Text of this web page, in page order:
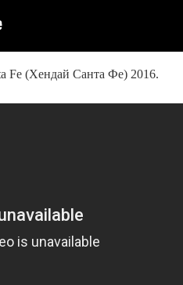
Fe (Хендай Санта Фе) 2016.